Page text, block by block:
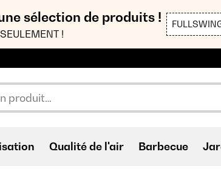
sélection de produits !
!
Qualité de l'air Barbecue